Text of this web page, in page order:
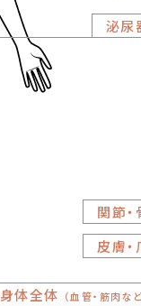
泌尿
関節・
皮膚・
身体全体 （血管・筋肉など